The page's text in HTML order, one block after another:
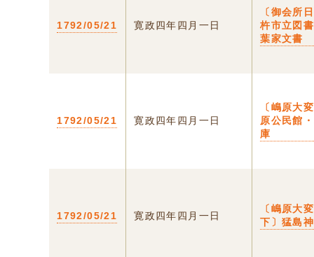
1792/05/21 寛政四年四月一日
〔御会所
杵市立図
葉家文書
1792/05/21 寛政四年四月一日
〔嶋原大
原公民館
庫
1792/05/21 寛政四年四月一日
〔嶋原
下〕猛島